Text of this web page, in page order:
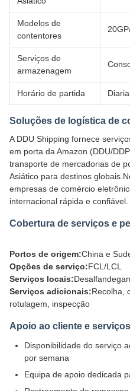
Modelos de
contentores
Serviços de
armazenagem
Horário de partida
Soluções de logística de
A DDU Shipping fornece
em porta da Amazon (DDU/
transporte de mercadorias de
Asiático para destinos
empresas de comércio
internacional rápida e confiável.
Cobertura de serviços e
Portos de origem:China e
Opções de serviço:FCL/LCL
Serviços locais:
Serviços adicionais:Recolha,
rotulagem, inspecção
Apoio ao cliente e serviços
Disponibilidade do serviço
por semana
Equipa de apoio dedicada